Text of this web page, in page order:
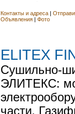
Контакты и адреса |
Объявления | Фото
ELITEX
Сушильно-
ЭЛИТЕКС:
части.